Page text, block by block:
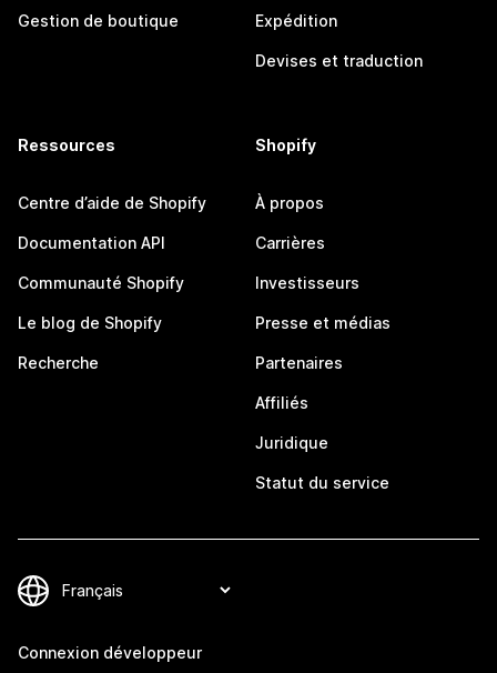
Gestion de boutique Expédition
Devises et traduction
Ressources
Centre d’aide de Shopify
Documentation API
Communauté Shopify
Le blog de Shopify
Recherche
Shopify
À propos
Carrières
Investisseurs
Presse et médias
Partenaires
Affiliés
Juridique
Statut du service
Connexion développeur